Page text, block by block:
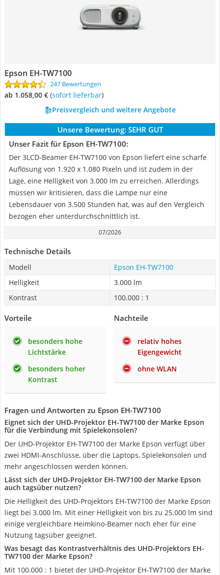
Epson EH-TW7100
247 Bewertungen
ab 1.058,00 € ( Sofort lieferbar)
Preisvergleich und weitere Angebote
Unsere Bewertung: SEHR GUT
Unser Fazit für Epson EH-TW7100:
Der 3LCD-Beamer EH-TW7100 von Epson liefert eine scharfe
Auflösung von 1.920 x 1.080 Pixeln und ist zudem in der
Lage, eine Helligkeit von 3.000 lm zu erreichen. Allerdings
müssen wir kritisieren, dass die Lampe nur eine
Lebensdauer von 3.500 Stunden hat, was auf den Vergleich
bezogen eher unterdurchschnittlich ist.
07/2026
Technische Details
Modell
Epson EH-TW7100
Helligkeit
3.000 lm
Kontrast
100.000 : 1
Vorteile
besonders hohe
Lichtstärke
besonders hoher
Kontrast
Nachteile
relativ hohes
Eigengewicht
ohne WLAN
Fragen und Antworten zu Epson EH-TW7100
Eignet sich der UHD-Projektor EH-TW7100 der Marke Epson
für die Verbindung mit Spielekonsolen?
Der UHD-Projektor EH-TW7100 der Marke Epson verfügt über
zwei HDMI-Anschlüsse, über die Laptops, Spielekonsolen und
mehr angeschlossen werden können.
Lässt sich der UHD-Projektor EH-TW7100 der Marke Epson
auch tagsüber nutzen?
Die Helligkeit des UHD-Projektors EH-TW7100 der Marke Epson
liegt bei 3.000 lm. Mit einer Helligkeit von bis zu 25.000 lm sind
einige vergleichbare Heimkino-Beamer noch eher für eine
Nutzung tagsüber geeignet.
Was besagt das Kontrastverhältnis des UHD-Projektors EH-
TW7100 der Marke Epson?
Mit 100.000 : 1 bietet der UHD-Projektor EH-TW7100 der Marke